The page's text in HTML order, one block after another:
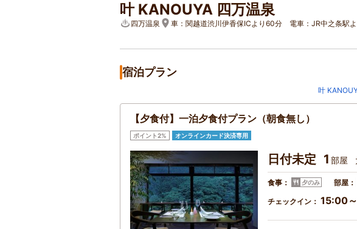
叶 KANOUYA 四万温泉
四万温泉 車：関越道渋川伊香保ICより60分 電車：JR中之条駅
宿泊プラン
叶
【夕食付】一泊夕食付プラン（朝食無し）
ポイント2% オンラインカード決済専用
日付未定 1 部屋
食事： 夕のみ 部屋：
チェックイン： 15:00